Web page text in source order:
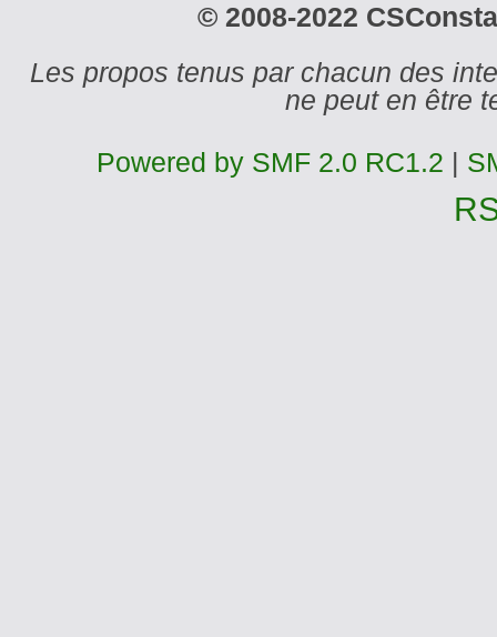
© 2008-2022
Les propos tenus par chacun des
ne peut en être
Powered by SMF 2.0 RC1.2 |